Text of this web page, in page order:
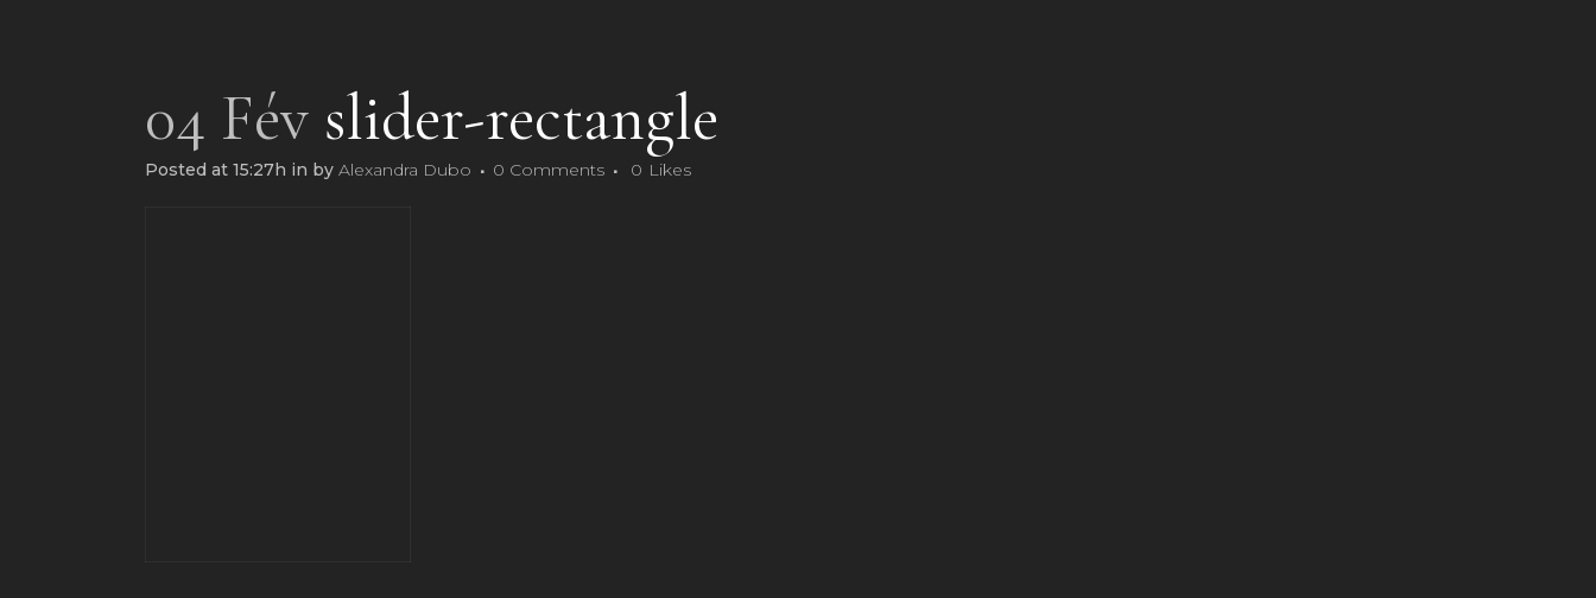
04 Fév slider-rectangle
Posted at 15:27h in by Alexandra Dubo 0 Comments 0 Likes